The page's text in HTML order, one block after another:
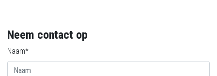
Neem contact op
Naam*